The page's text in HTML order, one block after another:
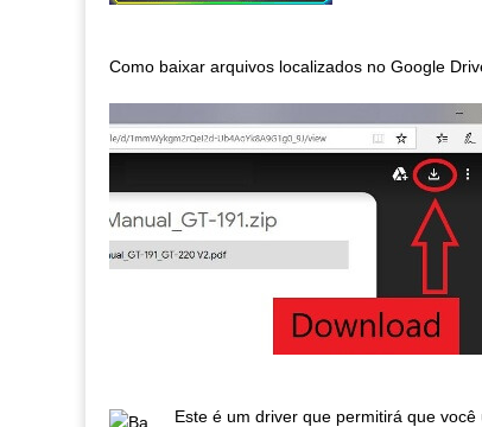
Como baixar arquivos localizados no Google
Este é um driver que permitirá que